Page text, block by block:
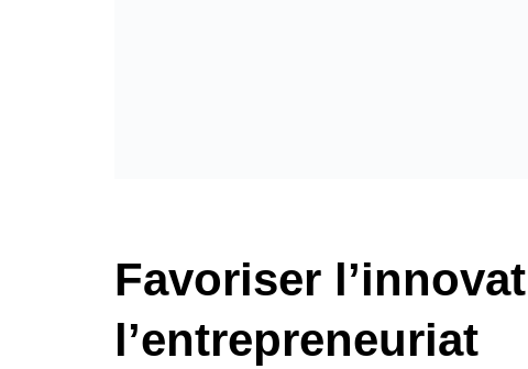
Favoriser
l’entrepreneuriat